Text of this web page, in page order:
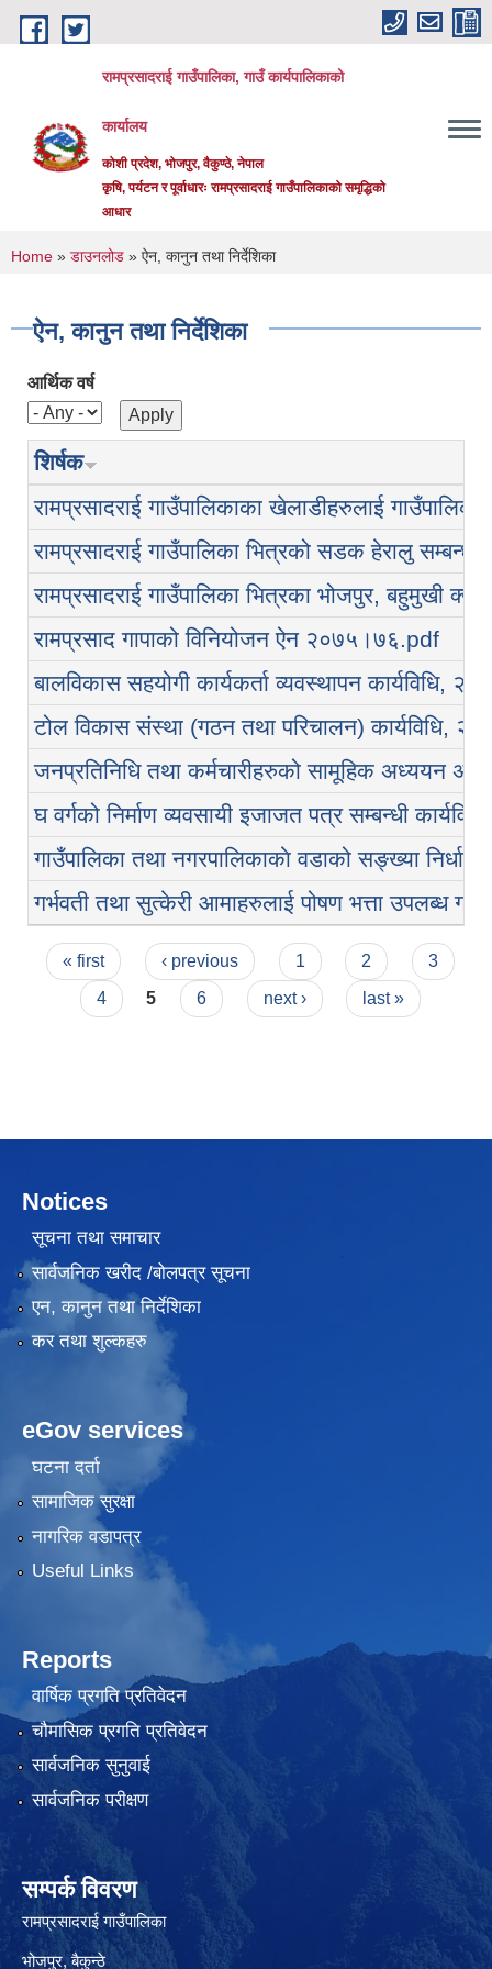
Skip to main content
रामप्रसादराई गाउँपालिका, गाउँ कार्यपालिकाको
कार्यालय
कोशी प्रदेश, भोजपुर, वैकुण्ठे, नेपाल
कृषि, पर्यटन र पूर्वाधारः रामप्रसादराई गाउँपालिकाको समृद्धिको
आधार
You are here
Home » डाउनलोड » ऐन, कानुन तथा निर्देशिका
ऐन, कानुन तथा निर्देशिका
आर्थिक वर्ष
शिर्षक
रामप्रसादराई गाउँपालिकाका खेलाडीहरुलाई
रामप्रसादराई गाउँपालिका भित्रको सडक हेरालु सम्बन्धी
रामप्रसादराई गाउँपालिका भित्रका भोजपुर, बहुमुखी
रामप्रसाद गापाको विनियोजन ऐन २०७५।७६.pdf
बालविकास सहयोगी कार्यकर्ता व्यवस्थापन कार्यविधि,
टोल विकास संस्था (गठन तथा परिचालन) कार्यविधि,
जनप्रतिनिधि तथा कर्मचारीहरुको सामूहिक अध्ययन
घ वर्गको निर्माण व्यवसायी इजाजत पत्र सम्बन्धी
गाउँपालिका तथा नगरपालिकाकाे वडाको सङ्ख्या
गर्भवती तथा सुत्केरी आमाहरुलाई पोषण भत्ता उपलब्ध
Pages
« first ‹ previous 1 2
3
4
5 6 next › last »
Notices
सूचना तथा समाचार
सार्वजनिक खरीद /बोलपत्र सूचना
एन, कानुन तथा निर्देशिका
कर तथा शुल्कहरु
eGov services
घटना दर्ता
सामाजिक सुरक्षा
नागरिक वडापत्र
Useful Links
Reports
वार्षिक प्रगति प्रतिवेदन
चौमासिक प्रगति प्रतिवेदन
सार्वजनिक सुनुवाई
सार्वजनिक परीक्षण
सम्पर्क विवरण
रामप्रसादराई गाउँपालिका
भोजपुर, बैकुन्ठे